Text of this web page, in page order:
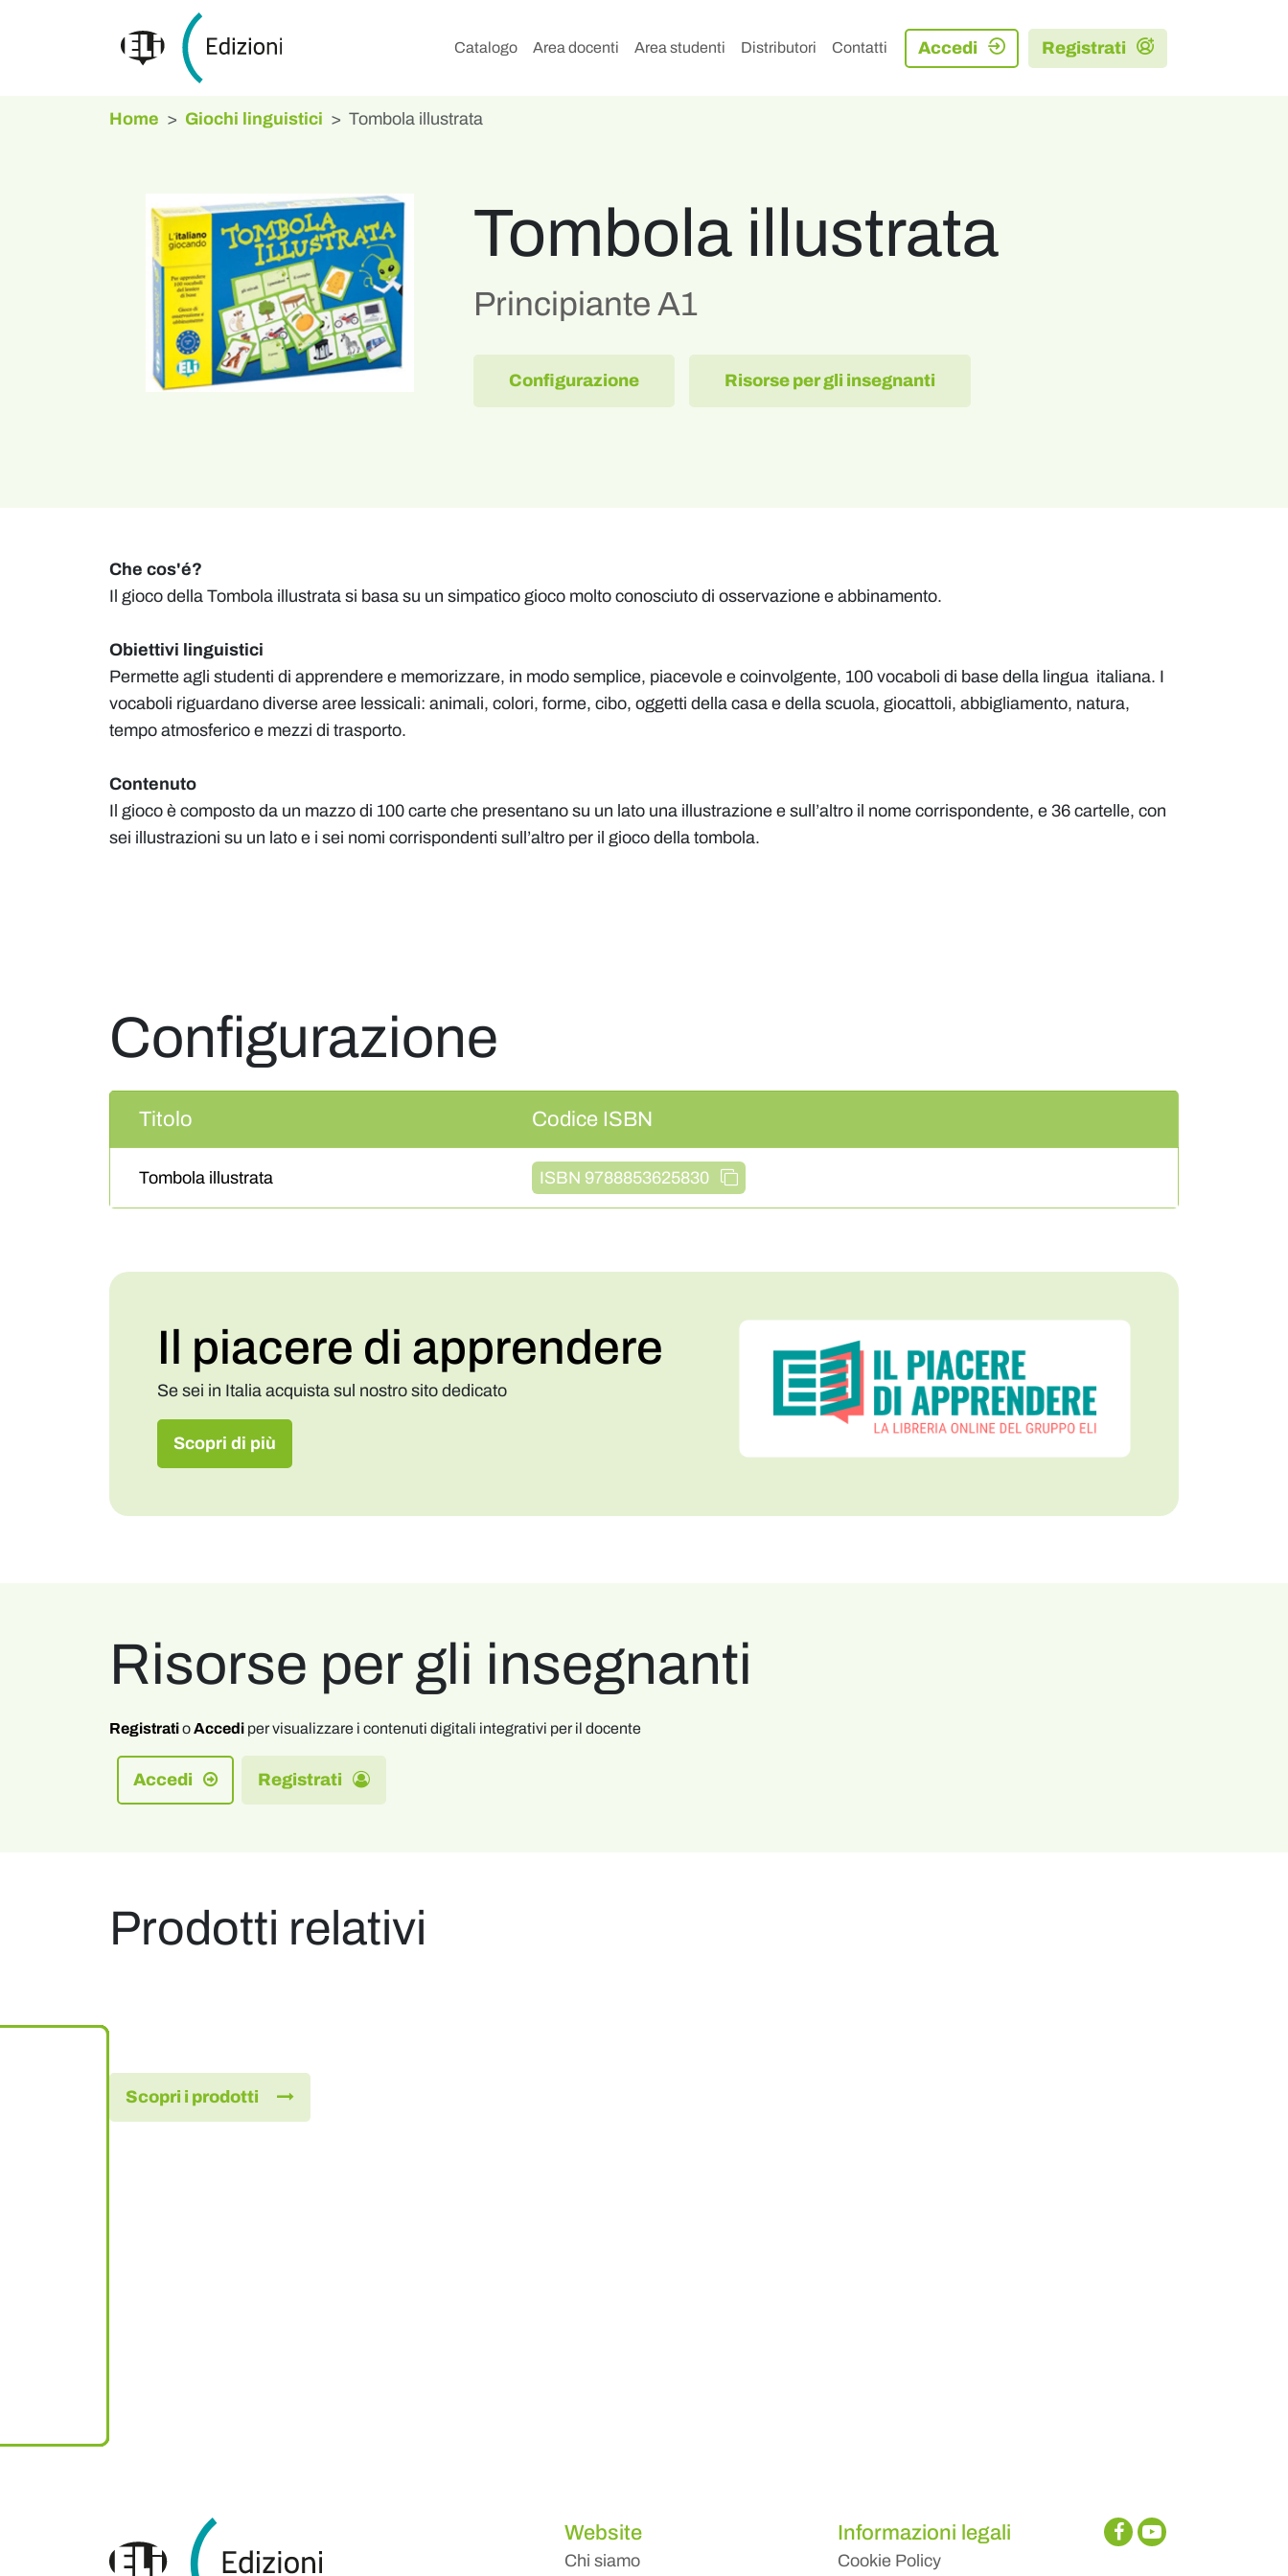
Catalogo Area docenti Area studenti Distributori Contatti Accedi Registrati
Home Giochi linguistici Tombola illustrata
Tombola illustrata
Principiante A1
Configurazione Risorse per gli insegnanti
Che cos'é?
Il gioco della Tombola illustrata si basa su un simpatico gioco molto conosciuto di osservazione e abbinamento.
Obiettivi linguistici
Permette agli studenti di apprendere e memorizzare, in modo semplice, piacevole e coinvolgente, 100 vocaboli di base della lingua italiana. I
vocaboli riguardano diverse aree lessicali: animali, colori, forme, cibo, oggetti della casa e della scuola, giocattoli, abbigliamento, natura,
tempo atmosferico e mezzi di trasporto.
Contenuto
Il gioco è composto da un mazzo di 100 carte che presentano su un lato una illustrazione e sull’altro il nome corrispondente, e 36 cartelle, con
sei illustrazioni su un lato e i sei nomi corrispondenti sull’altro per il gioco della tombola.
Configurazione
Titolo Codice ISBN
Tombola illustrata ISBN 9788853625830
Il piacere di apprendere
Se sei in Italia acquista sul nostro sito dedicato
Scopri di più
Risorse per gli insegnanti
RegistratioAccedi per visualizzare i contenuti digitali integrativi per il docente
Accedi Registrati
Prodotti relativi
Scopri i prodotti
Website
Chi siamo
Informazioni legali
Cookie Policy